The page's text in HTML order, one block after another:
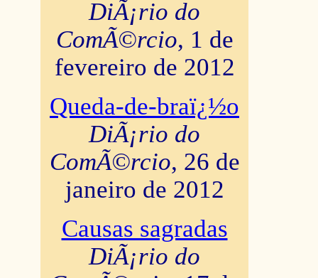
DiÃ¡rio do
ComÃ©rcio, 1 de
fevereiro de 2012
Queda-de-braï¿½o
DiÃ¡rio do
ComÃ©rcio, 26 de
janeiro de 2012
Causas sagradas
DiÃ¡rio do